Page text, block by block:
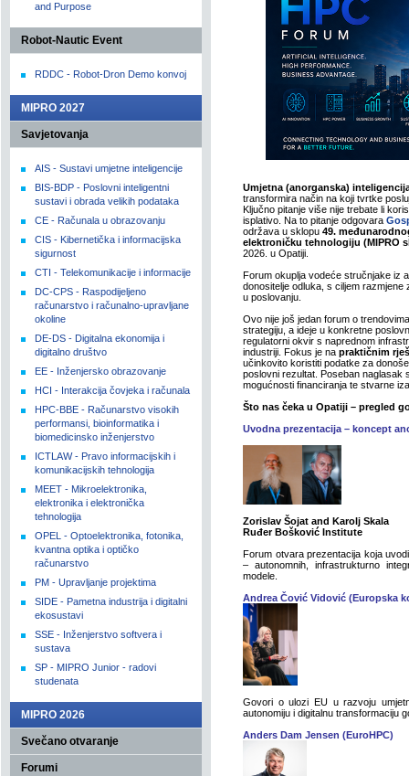
and Purpose
Robot-Nautic Event
RDDC - Robot-Dron Demo konvoj
MIPRO 2027
Savjetovanja
AIS - Sustavi umjetne inteligencije
BIS-BDP - Poslovni inteligentni
sustavi i obrada velikih podataka
CE - Računala u obrazovanju
CIS - Kibernetička i informacijska
sigurnost
CTI - Telekomunikacije i informacije
DC-CPS - Raspodijeljeno
računarstvo i računalno-upravljane
okoline
DE-DS - Digitalna ekonomija i
digitalno društvo
EE - Inženjersko obrazovanje
HCI - Interakcija čovjeka i računala
HPC-BBE - Računarstvo visokih
performansi, bioinformatika i
biomedicinsko inženjerstvo
ICTLAW - Pravo informacijskih i
komunikacijskih tehnologija
MEET - Mikroelektronika,
elektronika i elektronička
tehnologija
OPEL - Optoelektronika, fotonika,
kvantna optika i optičko
računarstvo
PM - Upravljanje projektima
SIDE - Pametna industrija i digitalni
ekosustavi
SSE - Inženjerstvo softvera i
sustava
SP - MIPRO Junior - radovi
studenata
MIPRO 2026
Svečano otvaranje
Forumi
Umjetna (anorganska)
transformira način na koji tvrtke
Ključno pitanje više nije trebate li
isplativo. Na to pitanje odgovara
održava u sklopu 49.
elektroničku tehnologiju (MIPRO
2026. u Opatiji.
Forum okuplja vodeće stručnjake iz
donositelje odluka, s ciljem
u poslovanju.
Ovo nije još jedan forum o
strategiju, a ideje u konkretne
regulatorni okvir s naprednom
industriji. Fokus je na praktičnim
učinkovito koristiti podatke za
poslovni rezultat. Poseban naglasak
mogućnosti financiranja te stvarne
Što nas čeka u Opatiji – pregled
Uvodna prezentacija – koncept
Zorislav Šojat and Karolj Skala
Ruđer Bošković Institute
Forum otvara prezentacija koja
– autonomnih, infrastrukturno
modele.
Andrea Čović Vidović (Europska
Govori o ulozi EU u razvoju
autonomiju i digitalnu transformaciju
Anders Dam Jensen (EuroHPC)